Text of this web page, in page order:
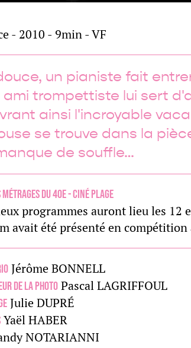
- 2010 - 9min - VF
un pianiste fait
ami trompettiste lui sert
ainsi l'incroyable
se trouve dans la
de souffle…
du 40e - Ciné Plage
programmes auront lieu les 12
avait été présenté en compétition
Jérôme BONNELL
de la photo Pascal LAGRIFFOUL
Julie DUPRÉ
Yaël HABER
NOTARIANNI